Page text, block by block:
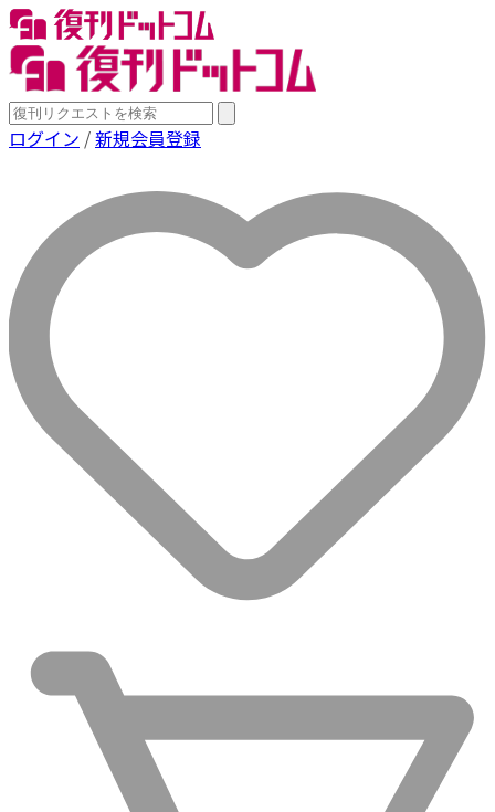
ログイン /新規会員登録